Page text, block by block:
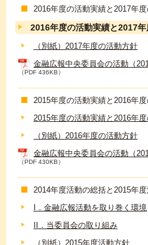
2016年度の活動実績と2017年
2016年度の活動実績と2017
（別紙）2017年度の活動方針
金融広報中央委員会の活動（
（PDF 436KB）
2015年度の活動実績と2016年
2015年度の活動実績と2016年
（別紙）2016年度の活動方針
金融広報中央委員会の活動（
（PDF 430KB）
2014年度活動の総括と2015年
I．金融広報活動を取り巻く環境
II．当委員会の取り組み
（別紙）2015年度活動方針